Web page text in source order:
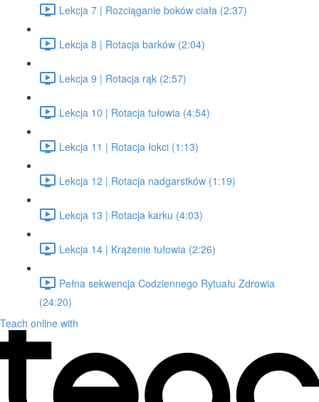
Lekcja 7 | Rozciąganie boków ciała (2:37)
Lekcja 8 | Rotacja barków (2:04)
Lekcja 9 | Rotacja rąk (2:57)
Lekcja 10 | Rotacja tułowia (4:54)
Lekcja 11 | Rotacja łokci (1:13)
Lekcja 12 | Rotacja nadgarstków (1:19)
Lekcja 13 | Rotacja karku (4:03)
Lekcja 14 | Krążenie tułowia (2:26)
Pełna sekwencja Codziennego Rytuału Zdrowia
(24:20)
Teach online with